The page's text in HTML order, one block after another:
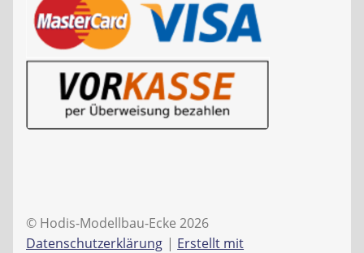
© Hodis-Modellbau-Ecke 2026
Datenschutzerklärung
Erstellt mit